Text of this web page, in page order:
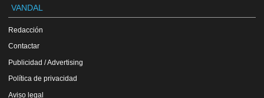
VANDAL
Redacción
Contactar
Publicidad / Advertising
Política de privacidad
Aviso legal